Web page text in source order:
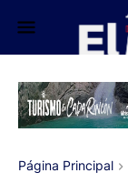
Página Principal